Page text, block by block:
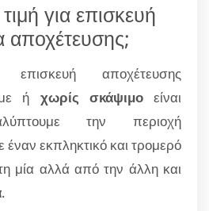
για επισκευή
αποχέτευσης
με ή χωρίς σκάψιμοείναι
την περιοχή
έναν εκπληκτικό και τρομερό
μία αλλά από την άλλη και
.